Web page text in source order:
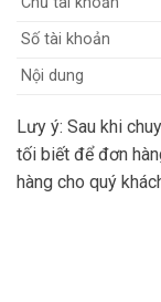
Số tài khoản
Nội dung
Lưy ý: Sau khi
tối biết để đơn
hàng cho quý